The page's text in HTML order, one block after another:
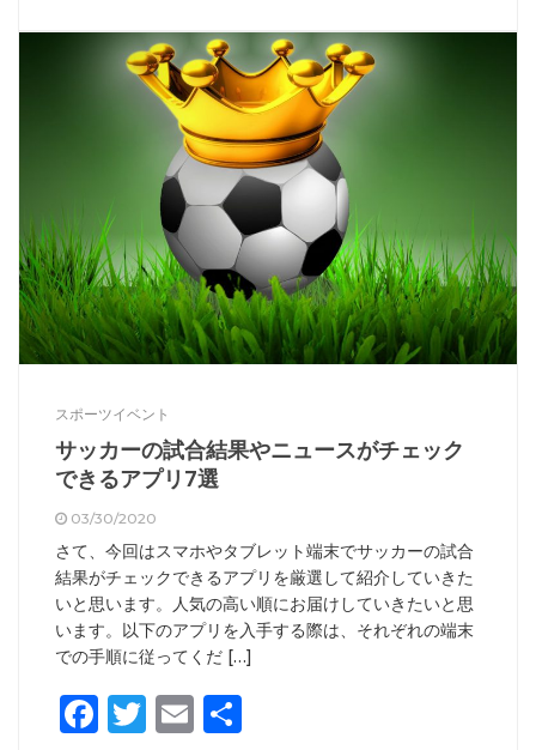
スポーツイベント
サッカーの試合結果やニュースがチェック
できるアプリ7選
03/30/2020
さて、今回はスマホやタブレット端末でサッカーの試合
結果がチェックできるアプリを厳選して紹介していきた
いと思います。人気の高い順にお届けしていきたいと思
います。以下のアプリを入手する際は、それぞれの端末
での手順に従ってくだ […]
Facebook
Twitter
Email